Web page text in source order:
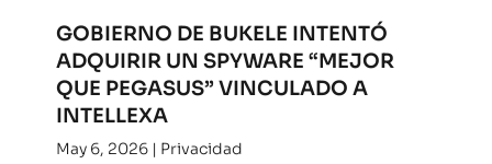
GOBIERNO DE BUKELE INTENTÓ
ADQUIRIR UN SPYWARE “MEJOR
QUE PEGASUS” VINCULADO A
INTELLEXA
May 6, 2026| Privacidad